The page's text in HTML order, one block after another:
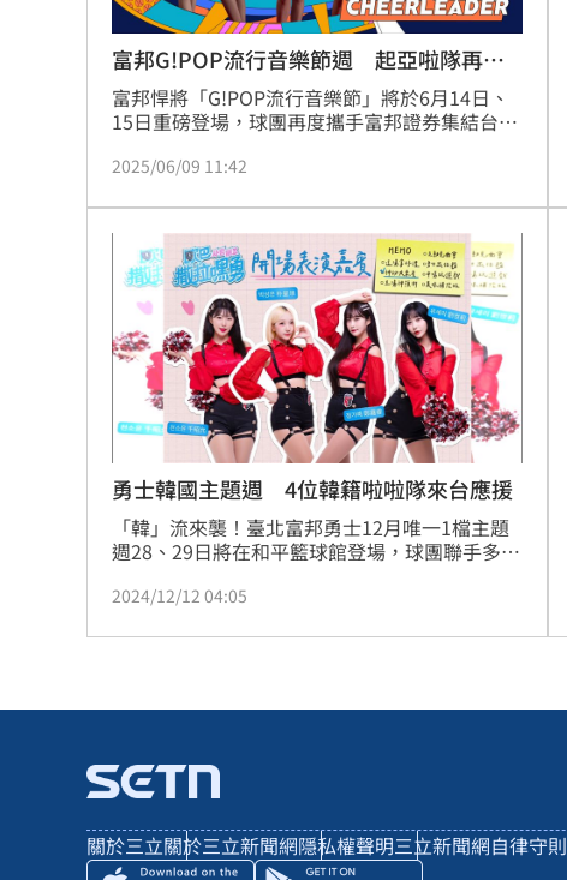
富邦G!POP流行音樂節週 起亞啦隊再助
陣
富邦悍將「G!POP流行音樂節」將於6月14日、
15日重磅登場，球團再度攜手富邦證券集結台、
套「藍鑽迷彩」主題球衣，主題日兩天進場將贈
一同閃耀，去年來台參與主題日引起轟動的韓職
起亞虎「KIA TIGERS CHEERLEADER」將再度來
台，與Fubon Angels同場應援！
2025/06/09 11:42
勇士韓國主題週 4位韓籍啦啦隊來台應援
「韓」流來襲！臺北富邦勇士12月唯一1檔主題
週28、29日將在和平籃球館登場，球團聯手多家
해요」韓國主題活動，並邀請鄭嘉睿、朴星垠、
啦隊女孩一起來到台灣應援，Fubon Angels韓
2024/12/12 04:05
關於三立關於三立新聞網隱私權聲明三立新聞網自律守則